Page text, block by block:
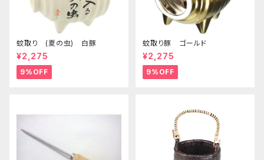
蚊取り (夏の虫) 白豚
¥2,275
9%OFF
蚊取り豚 ゴールド
¥2,275
9%OFF